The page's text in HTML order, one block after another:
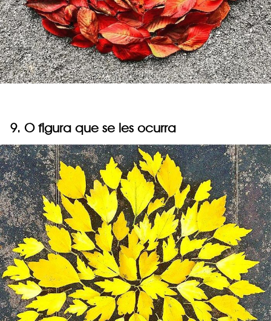
9. O figura que se les ocurra